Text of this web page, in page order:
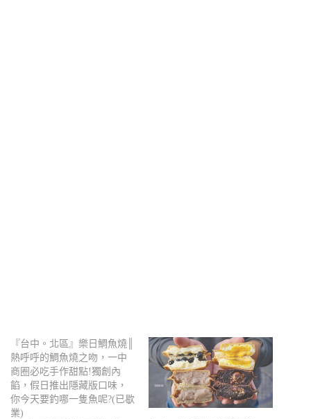
『台中。北區』樂日鯛魚燒║
熱呼呼的鯛魚燒之吻，一中
商圈必吃手作甜點!獨創內
餡，假日推出隱藏版口味，
你今天要釣哪一隻魚呢?(已歇
業)